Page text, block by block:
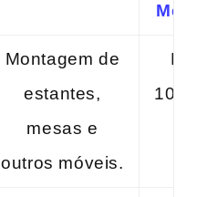
Montagem de
‌estantes,‍
mesas e
outros ​móveis.
R$